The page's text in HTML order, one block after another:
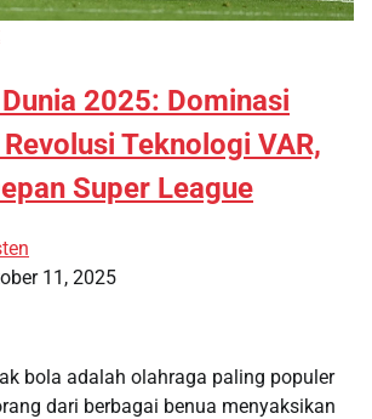
2025: Dominasi
Teknologi VAR,
Super League
11, 2025
bola adalah olahraga paling populer
dari berbagai benua menyaksikan